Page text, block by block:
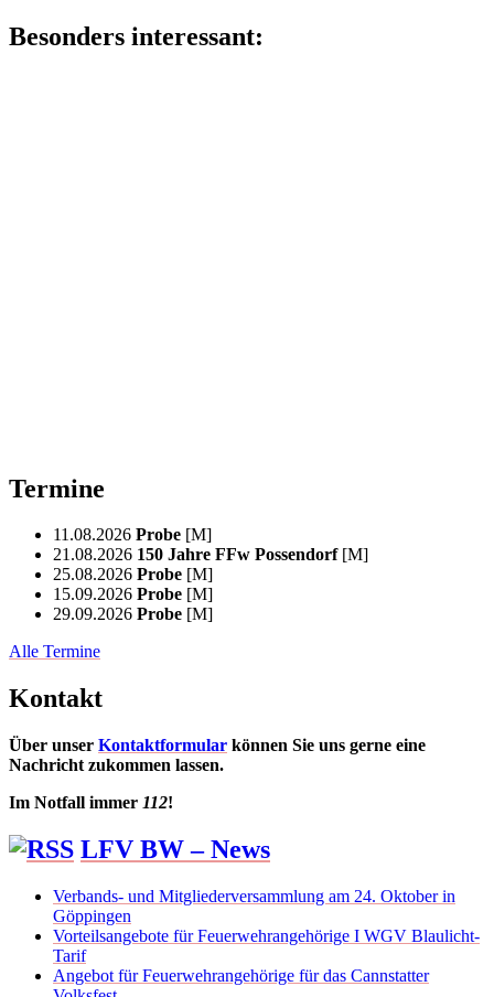
Besonders interessant:
Termine
11.08.2026 Probe [M]
21.08.2026 150 Jahre FFw Possendorf [M]
25.08.2026 Probe [M]
15.09.2026 Probe [M]
29.09.2026 Probe [M]
Alle Termine
Kontakt
Über unser Kontaktformular können Sie uns gerne eine
Nachricht zukommen lassen.
Im Notfall immer 112!
LFV BW – News
Verbands- und Mitgliederversammlung am 24. Oktober in
Göppingen
Vorteilsangebote für Feuerwehrangehörige I WGV Blaulicht-
Tarif
Angebot für Feuerwehrangehörige für das Cannstatter